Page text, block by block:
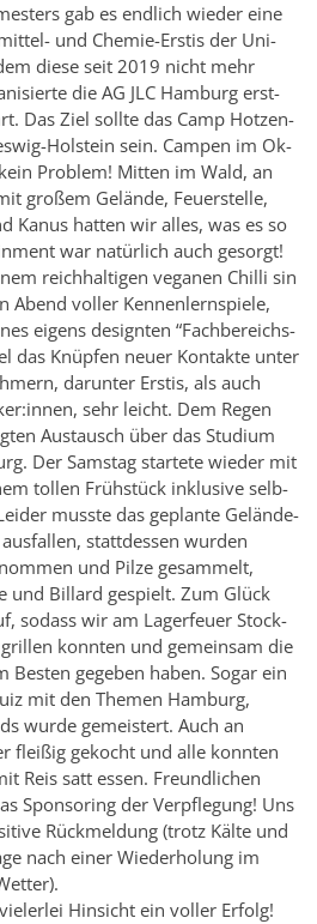
gab es endlich wieder eine
und Chemie-Er­stis der Uni­
diese seit 2019 nicht mehr
die AG JLC Ham­burg er­st­
Das Ziel sollte das Camp Hotzen­
Hol­stein sein. Campen im Ok­
Prob­lem! Mit­ten im Wald, an
großem Gelände, Feuer­stelle,
Kanus hat­ten wir alles, was es so
war natürlich auch gesorgt!
re­ich­halti­gen ve­g­a­nen Chilli sin
Abend voller Ken­nen­lern­spiele,
eigens de­sign­ten “Fach­bere­ichs-
das Knüpfen neuer Kon­takte unter
darunter Er­stis, als auch
sehr le­icht. Dem Regen
Aus­tausch über das Studium
Der Sam­stag startete wieder mit
tollen Frühstück inklu­sive selb­
musste das ge­plante Gelände­
stattdessen wur­den
und Pilze gesam­melt,
und Bil­lard gespielt. Zum Glück
so­dass wir am Lager­feuer Stock­
kon­nten und gemein­sam die
Besten gegeben haben. Sogar ein
mit den The­men Ham­burg,
wurde gemeis­tert. Auch an
fleißig gekocht und alle kon­nten
Reis satt essen. Fre­undlichen
Spon­sor­ing der Verpfle­gung! Uns
Rück­mel­dung (trotz Kälte und
nach einer Wieder­hol­ung im
Hin­sicht ein voller Er­folg!